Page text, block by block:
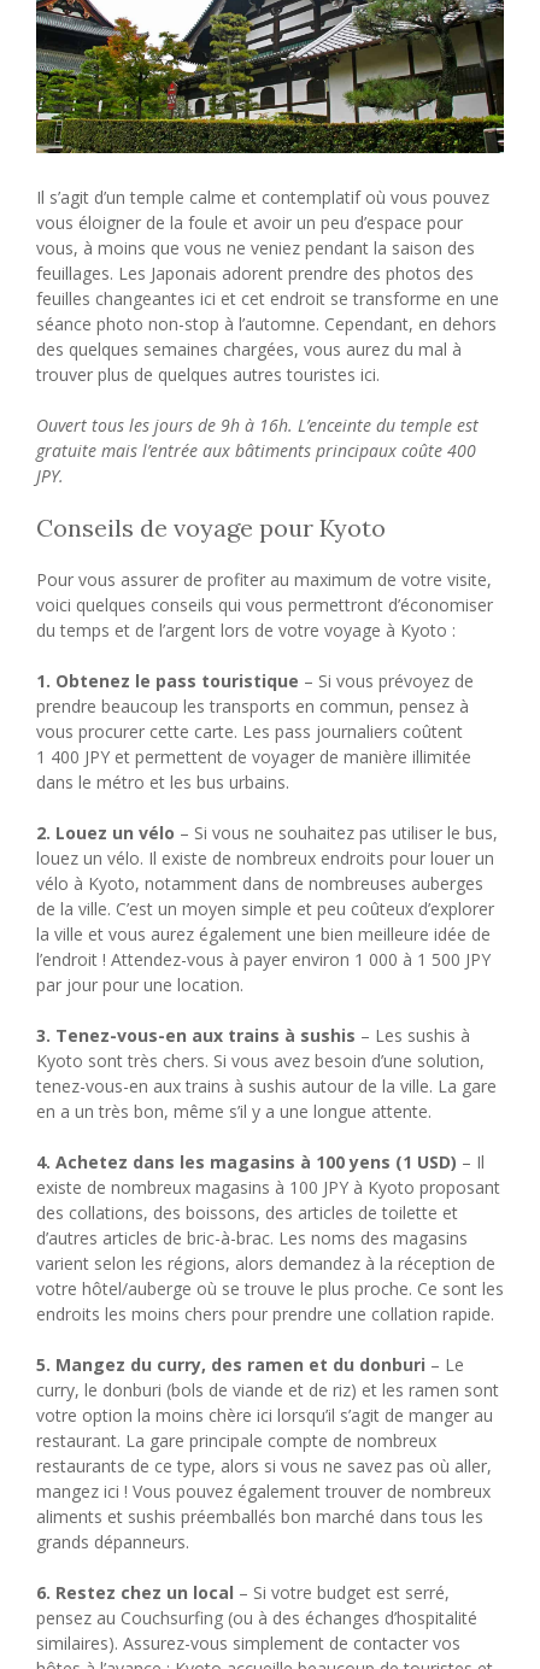
Il s’agit d’un temple calme et contemplatif où vous pouvez
vous éloigner de la foule et avoir un peu d’espace pour
vous, à moins que vous ne veniez pendant la saison des
feuillages. Les Japonais adorent prendre des photos des
feuilles changeantes ici et cet endroit se transforme en une
séance photo non-stop à l’automne. Cependant, en dehors
des quelques semaines chargées, vous aurez du mal à
trouver plus de quelques autres touristes ici.
Ouvert tous les jours de 9h à 16h. L’enceinte du temple est
gratuite mais l’entrée aux bâtiments principaux coûte 400
JPY.
Conseils de voyage pour Kyoto
Pour vous assurer de profiter au maximum de votre visite,
voici quelques conseils qui vous permettront d’économiser
du temps et de l’argent lors de votre voyage à Kyoto :
1. Obtenez le pass touristique – Si vous prévoyez de
prendre beaucoup les transports en commun, pensez à
vous procurer cette carte. Les pass journaliers coûtent
1 400 JPY et permettent de voyager de manière illimitée
dans le métro et les bus urbains.
2. Louez un vélo – Si vous ne souhaitez pas utiliser le bus,
louez un vélo. Il existe de nombreux endroits pour louer un
vélo à Kyoto, notamment dans de nombreuses auberges
de la ville. C’est un moyen simple et peu coûteux d’explorer
la ville et vous aurez également une bien meilleure idée de
l’endroit ! Attendez-vous à payer environ 1 000 à 1 500 JPY
par jour pour une location.
3. Tenez-vous-en aux trains à sushis – Les sushis à
Kyoto sont très chers. Si vous avez besoin d’une solution,
tenez-vous-en aux trains à sushis autour de la ville. La gare
en a un très bon, même s’il y a une longue attente.
4. Achetez dans les magasins à 100 yens (1 USD) – Il
existe de nombreux magasins à 100 JPY à Kyoto proposant
des collations, des boissons, des articles de toilette et
d’autres articles de bric-à-brac. Les noms des magasins
varient selon les régions, alors demandez à la réception de
votre hôtel/auberge où se trouve le plus proche. Ce sont les
endroits les moins chers pour prendre une collation rapide.
5. Mangez du curry, des ramen et du donburi – Le
curry, le donburi (bols de viande et de riz) et les ramen sont
votre option la moins chère ici lorsqu’il s’agit de manger au
restaurant. La gare principale compte de nombreux
restaurants de ce type, alors si vous ne savez pas où aller,
mangez ici ! Vous pouvez également trouver de nombreux
aliments et sushis préemballés bon marché dans tous les
grands dépanneurs.
6. Restez chez un local – Si votre budget est serré,
pensez au Couchsurfing (ou à des échanges d’hospitalité
similaires). Assurez-vous simplement de contacter vos